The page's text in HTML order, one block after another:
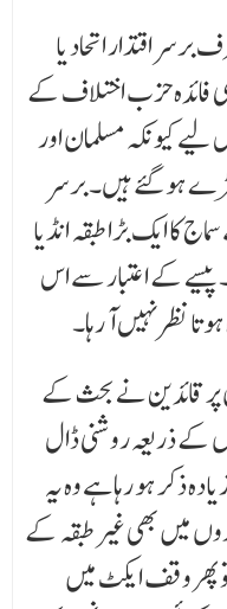
اقتدار اتحاد یا
فائدہ حزب اختلاف کے
لیے کیونکہ مسلمان اور
ہو گئے ہیں۔ برسر
کا ایک بڑا طبقہ انڈیا
پیسے کے اعتبار سے اس
نظر نہیں آ رہا۔
قائدین نے بحث کے
کے ذریعہ روشنی ڈال
ذکر ہو رہا ہے وہ یہ
میں بھی غیر طبقہ کے
پھر وقف ایکٹ میں